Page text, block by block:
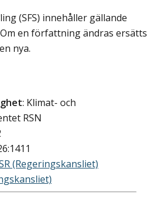
(SFS) innehåller gällande
en författning ändras ersätts
nya.
: Klimat- och
RSN
(Regeringskansliet)